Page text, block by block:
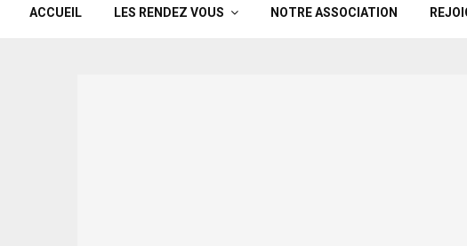
ACCUEIL LES RENDEZ VOUS NOTRE ASSOCIATION